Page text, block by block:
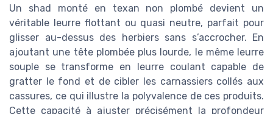
Un shad monté en texan non plombé devient un
véritable leurre flottant ou quasi neutre, parfait pour
glisser au-dessus des herbiers sans s’accrocher. En
ajoutant une tête plombée plus lourde, le même leurre
souple se transforme en leurre coulant capable de
gratter le fond et de cibler les carnassiers collés aux
cassures, ce qui illustre la polyvalence de ces produits.
Cette capacité à ajuster précisément la profondeur